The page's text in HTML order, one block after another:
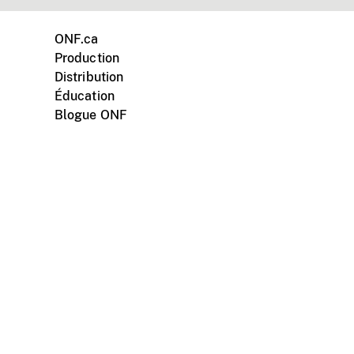
ONF.ca
Production
Distribution
Éducation
Blogue ONF